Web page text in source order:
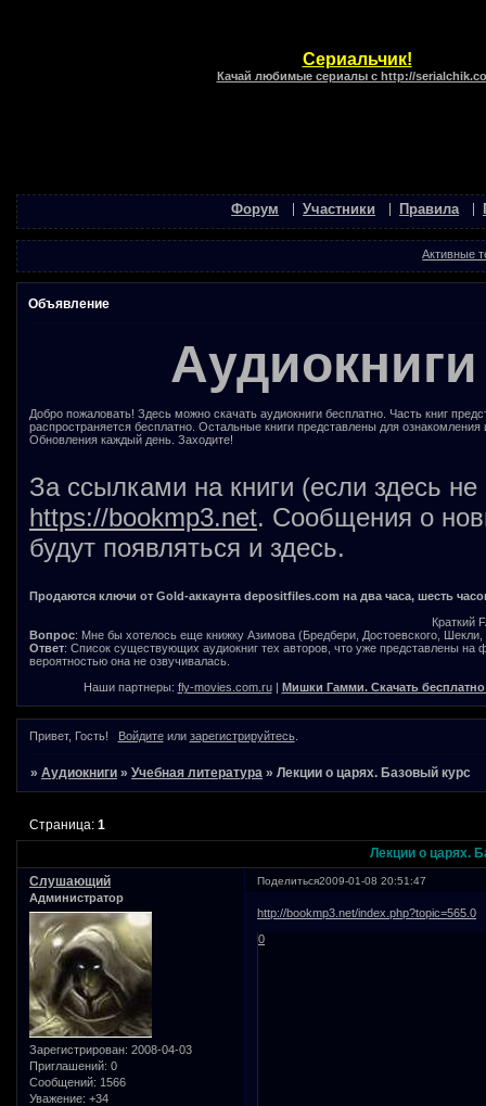
Сериальчик!
Качай любимые сериалы с http://
Форум Участники Правила
Активные
Объявление
Добро пожаловать! Здесь можно скачать аудиокниги бесплатно. Часть книг
распространяется бесплатно. Остальные книги представлены для
Обновления каждый день. Заходите!
За ссылками на книги (если здесь
https://bookmp3.net. Сообщения о
будут появляться и здесь.
Продаются ключи от Gold-аккаунта depositfiles.com на два часа, шесть
Краткий
Вопрос: Мне бы хотелось еще книжку Азимова (Бредбери, Достоевского, Шекли,
Ответ: Список существующих аудиокниг тех авторов, что уже представлены на
вероятностью она не озвучивалась.
Наши партнеры: fly-movies.com.ru| Мишки Гамми. Скачать
Привет, Гость! Войдитеили зарегистрируйтесь.
»Аудиокниги »Учебная литература »Лекции о царях. Базовый курс
Лекции о царях.
Страница:1
Поделиться2009-01-08 20:51:47
Слушающий
Администратор
Зарегистрирован: 2008-04-03
Приглашений: 0
Сообщений: 1566
Уважение: +34
http://bookmp3.net/index.php?topic=565.0
0